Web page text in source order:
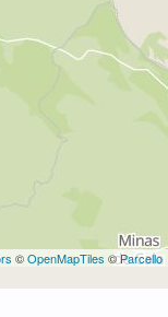
©OpenMapTiles ©Parcello